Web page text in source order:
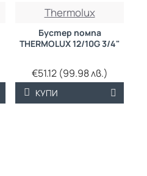
Thermolux
Бустер помпа
THERMOLUX 12/10G 3/4"
€51.12 (99.98 лв.)
КУПИ